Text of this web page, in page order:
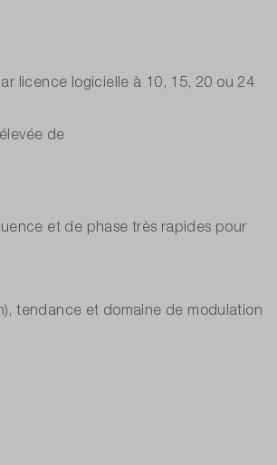
licence logicielle à 10, 15, 20 ou 24
de
et de phase très rapides pour
tendance et domaine de modulation